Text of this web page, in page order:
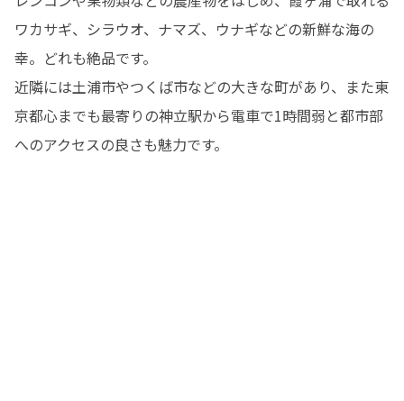
ワカサギ、シラウオ、ナマズ、ウナギなどの新鮮な海の
幸。どれも絶品です。
近隣には土浦市やつくば市などの大きな町があり、また東
京都心までも最寄りの神立駅から電車で1時間弱と都市部
へのアクセスの良さも魅力です。